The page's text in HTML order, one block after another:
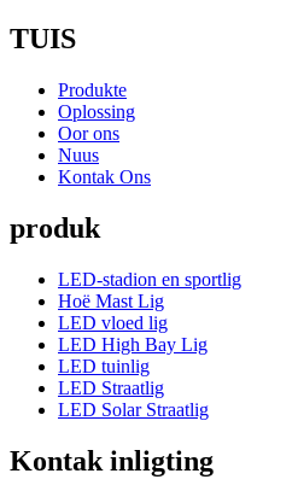
TUIS
Produkte
Oplossing
Oor ons
Nuus
Kontak Ons
produk
LED-stadion en sportlig
Hoë Mast Lig
LED vloed lig
LED High Bay Lig
LED tuinlig
LED Straatlig
LED Solar Straatlig
Kontak inligting